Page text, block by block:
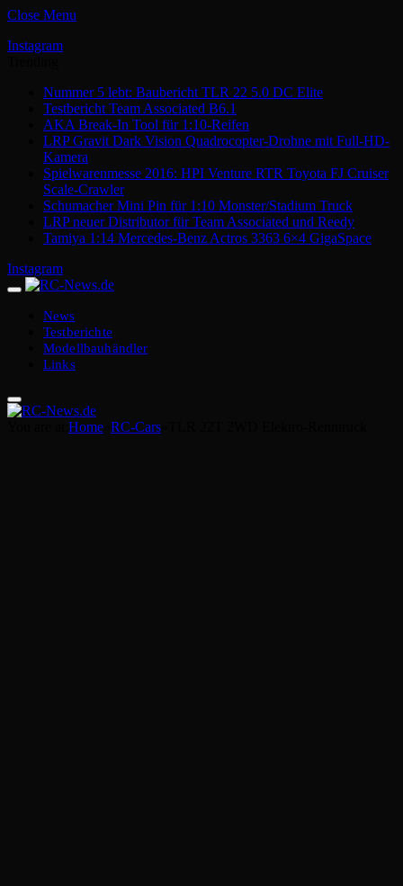
Close Menu
Instagram
Nummer 5 lebt: Baubericht TLR 22 5.0 DC Elite
Testbericht Team Associated B6.1
AKA Break-In Tool für 1:10-Reifen
LRP Gravit Dark Vision Quadrocopter-Drohne mit Full-HD-
Kamera
Spielwarenmesse 2016: HPI Venture RTR Toyota FJ Cruiser
Scale-Crawler
Schumacher Mini Pin für 1:10 Monster/Stadium Truck
LRP neuer Distributor für Team Associated und Reedy
Tamiya 1:14 Mercedes-Benz Actros 3363 6×4 GigaSpace
Instagram
News
Testberichte
Modellbauhändler
Links
Home RC-Cars